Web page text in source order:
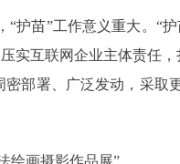
“护苗”工作意义重大。“
实互联网企业主体责任
部署、广泛发动，采取
绘画摄影作品展”